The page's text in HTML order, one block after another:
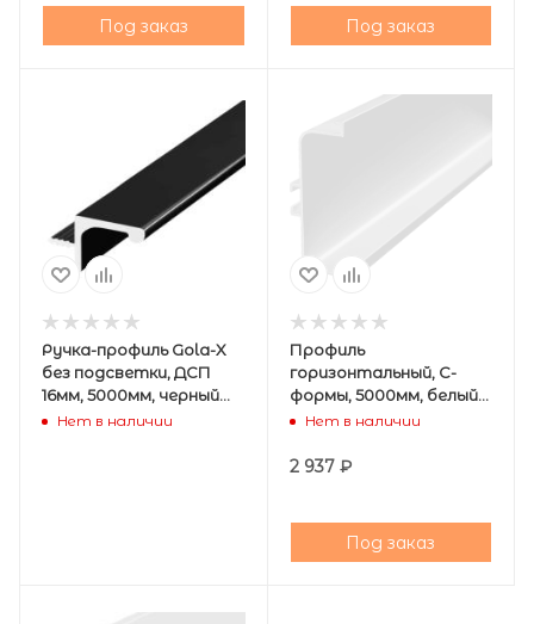
Под заказ Под заказ
Ручка-профиль Gola-X
без подсветки, ДСП
16мм, 5000мм, черный
матовый, AQ
Нет в наличии
Профиль
горизонтальный, С-
формы, 5000мм, белый
мат., AQ
Нет в наличии
2 937₽
Под заказ